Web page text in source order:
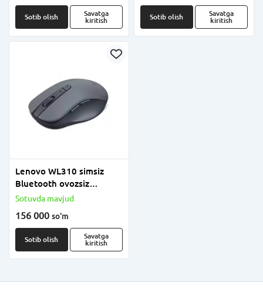
Sotib olish
Savatga
kiritish
Sotib olish
Savatga
kiritish
Lenovo WL310 simsiz
Bluetooth ovozsiz
sichqonchasi (Mahsulot
Kulrang/Qora
Sotuvda mavjud
156 000 so'm
Sotib olish
Savatga
kiritish